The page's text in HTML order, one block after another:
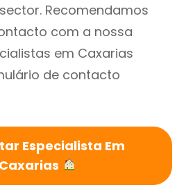
Recomendamos
com a nossa
em Caxarias
de contacto
Especialista Em
Caxarias